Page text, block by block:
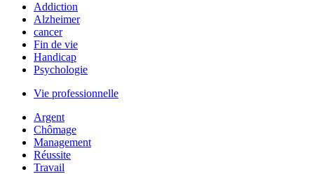
Addiction
Alzheimer
cancer
Fin de vie
Handicap
Psychologie
Vie professionnelle
Argent
Chômage
Management
Réussite
Travail